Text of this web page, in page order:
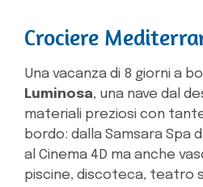
Crociere
Una vacanza di 8 giorni a
Luminosa, una nave dal
materiali preziosi con
bordo: dalla Samsara Spa
al Cinema 4D ma anche
piscine, discoteca, teatro